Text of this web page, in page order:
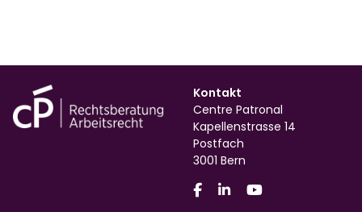
Kontakt
Centre Patronal
Kapellenstrasse 14
Postfach
3001 Bern